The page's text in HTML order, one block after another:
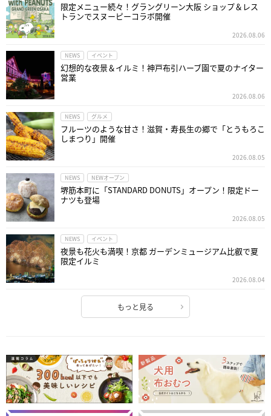
限定メニュー続々！グラングリーン大阪 ショップ＆レス
トランでスヌーピーコラボ開催
2026.08.06
NEWS イベント
幻想的な夜景＆イルミ！神戸布引ハーブ園で夏のナイター
営業
2026.08.06
NEWS グルメ
フルーツのような甘さ！滋賀・寿長生の郷で「とうもろこ
しまつり」開催
2026.08.05
NEWS NEWオープン
堺筋本町に「STANDARD DONUTS」オープン！限定ドー
ナツも登場
2026.08.05
NEWS イベント
夜景も花火も満喫！京都 ガーデンミュージアム比叡で夏
限定イルミ
2026.08.04
もっと見る